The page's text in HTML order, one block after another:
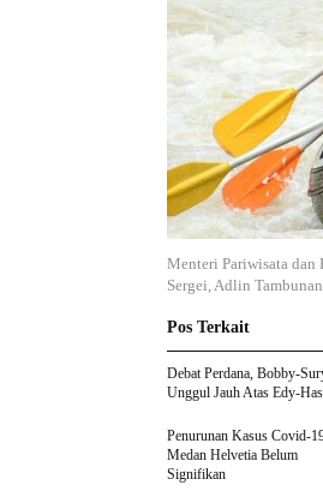
Menteri Pariwisata dan
Sergei, Adlin
Pos Terkait
Debat Perdana, Bobby-
Unggul Jauh Atas Edy-
Penurunan Kasus Covid-
Medan Helvetia Belum
Signifikan